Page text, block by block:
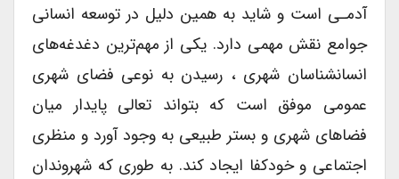
آدمـی است و شاید به همین دلیل در توسعه انسانی
جوامع نقش مهمی دارد. یکی از مهم‌ترین دغدغه‌های
انسانشناسان شهری ، رسیدن به نوعی فضای‌ شهری
عمومی موفق است که بتواند تعالی پایدار میان
فضاهای شهری و بستر طبیعی به وجود آورد و منظری
اجتماعی‌ و خودکفا ایجاد کند. به طوری که شهروندان